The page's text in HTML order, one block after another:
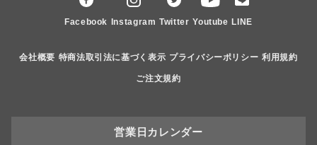
Facebook Instagram Twitter Youtube LINE
会社概要 特商法取引法に基づく表示 プライバシーポリシー 利用規約
ご注文規約
営業日カレンダー